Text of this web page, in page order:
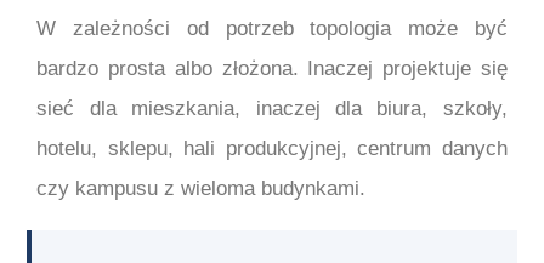
W zależności od potrzeb topologia może być
bardzo prosta albo złożona. Inaczej projektuje się
sieć dla mieszkania, inaczej dla biura, szkoły,
hotelu, sklepu, hali produkcyjnej, centrum danych
czy kampusu z wieloma budynkami.